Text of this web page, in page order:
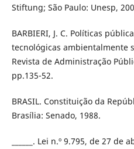
Stiftung; São Paulo: Unesp,
BARBIERI, J. C. Políticas
tecnológicas ambientalmente
Revista de Administração
pp.135-52.
BRASIL. Constituição da
Brasília: Senado, 1988.
______. Lei n.º 9.795, de 27